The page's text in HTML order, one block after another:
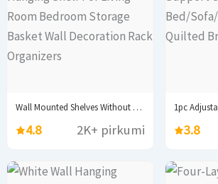
Wall Mounted Shelves Without Drilling Wood Hanging Shelf...
4.8 2K+ pirkumi 3.8